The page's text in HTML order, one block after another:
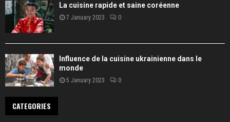
La cuisine rapide et saine coréenne
7 January 2023 0
Influence de la cuisine ukrainienne dans le
monde
5 January 2023 0
CATEGORIES